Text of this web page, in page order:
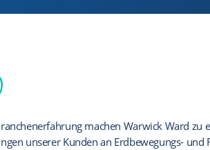
arbeitet seit vielen Jahren mit EPG,
Hersteller, zusammen. Die überragenden
machen Warwick Ward zu
unserer Kunden an Erdbewegungs- und
mehreren Jahren mit EPG zusammen; ihr
gibt uns die Zuversicht,